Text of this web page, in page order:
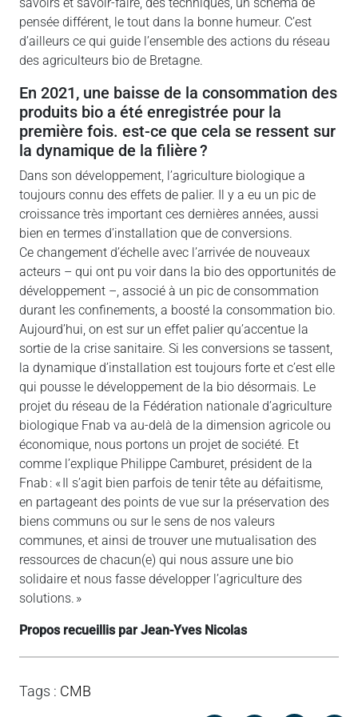
pensée différent, le tout dans la bonne humeur. C’est
d’ailleurs ce qui guide l’ensemble des actions du réseau
des agriculteurs bio de Bretagne.
en 2021, une baisse de la consommation des
produits bio a été enregistrée pour la
première fois. est-ce que cela se ressent sur
la dynamique de la filière ?
Dans son développement, l’agriculture biologique a
toujours connu des effets de palier. Il y a eu un pic de
croissance très important ces dernières années, aussi
bien en termes d’installation que de conversions.
Ce changement d’échelle avec l’arrivée de nouveaux
acteurs – qui ont pu voir dans la bio des opportunités de
développement –, associé à un pic de consommation
durant les confinements, a boosté la consommation bio.
Aujourd’hui, on est sur un effet palier qu’accentue la
sortie de la crise sanitaire. Si les conversions se tassent,
la dynamique d’installation est toujours forte et c’est elle
qui pousse le développement de la bio désormais. Le
projet du réseau de la Fédération nationale d’agriculture
biologique Fnab va au-delà de la dimension agricole ou
économique, nous portons un projet de société. Et
comme l’explique Philippe Camburet, président de la
Fnab : « Il s’agit bien parfois de tenir tête au défaitisme,
en partageant des points de vue sur la préservation des
biens communs ou sur le sens de nos valeurs
communes, et ainsi de trouver une mutualisation des
ressources de chacun(e) qui nous assure une bio
solidaire et nous fasse développer l’agriculture des
solutions. »
Propos recueillis par Jean-Yves Nicolas
Tags : CMB